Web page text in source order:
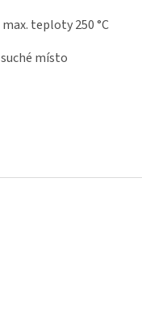
teploty 250 °C
místo